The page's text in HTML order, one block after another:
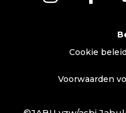
Cookie
Voorwaarden